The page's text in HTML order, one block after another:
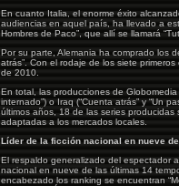
En cuanto Italia, el enorme éxito
audiencias en aquel país, ha llevado a
Hombres de Paco”, que allí se llamará
Por su parte, Alemania ha comprado los
atrás”. Con el rodaje de los siete
de 2010.
En total, las producciones de
internado”) o Iraq (“Cuenta atrás” y “Un
últimos años, 18 de las series
adaptadas a los mercados locales.
Líder de la ficción nacional en nueve
El respaldo generalizado del espectador
nacional en nueve de las últimas 14
encabezado los ranking se encuentran